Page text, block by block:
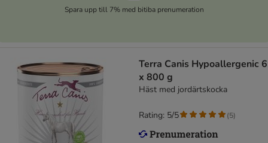
Spara upp till 7% med bitiba prenumeration
Terra Canis Hypoallergenic 6
x 800 g
Häst med jordärtskocka
Rating: 5/5 (5)